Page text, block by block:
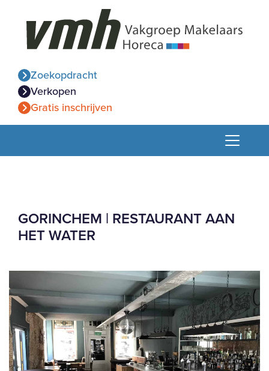
Zoekopdracht
Verkopen
Gratis inschrijven
GORINCHEM | RESTAURANT AAN
HET WATER